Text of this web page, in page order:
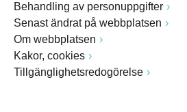
Behandling av personuppgifter
Senast ändrat på webbplatsen
Om webbplatsen
Kakor, cookies
Tillgänglighetsredogörelse